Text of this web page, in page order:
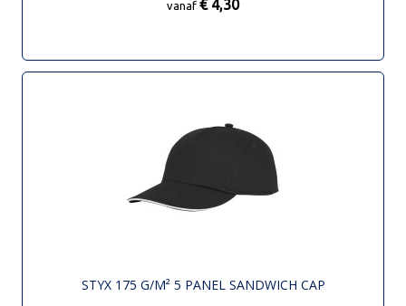
vanaf € 4,30
STYX 175 G/M² 5 PANEL SANDWICH CAP